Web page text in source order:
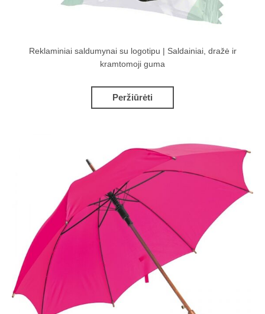
Reklaminiai saldumynai su logotipu | Saldainiai, dražė ir
kramtomoji guma
Peržiūrėti